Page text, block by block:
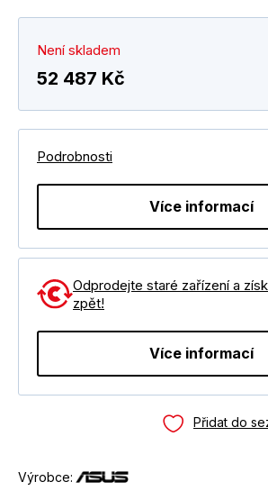
Není skladem
52 487 Kč
Podrobnosti
Více informací
Odprodejte staré zařízení a
zpět!
Více informací
Přidat do
Výrobce: